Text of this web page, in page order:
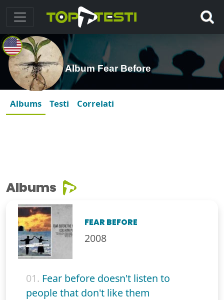
Album Fear Before
Albums Testi Correlati
Albums
FEAR BEFORE
2008
01. Fear before doesn't listen to
people that don't like them